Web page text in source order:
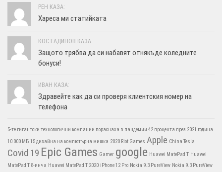
РЕН КАЗА:
Хареса ми статийката
КОСТАДИНОВ КАЗА:
Защото трябва да си набавят отнякъде коледните
бонуси!
ИВАН КАЗА:
Здравейте как да си проверя клиентския номер на
телефона
5-те гигантски технологични компании пораснаха в пандемии 42 процента през 2021 година
10 000 МБ 15 дизайна на компютърна мишка 2020 Riot Games Apple China Tesla
Covid 19 Epic Games Gamer google Huawei MatePad T Huawei
MatePad T 8-инча Huawei MatePad T 2020 iPhone 12 Pro Nokia 9.3 PureView Nokia 9.3 PureView